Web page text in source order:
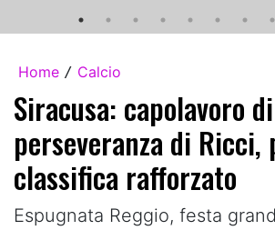
Home / Calcio
Siracusa: capolavoro
perseveranza di
classifica rafforzato
Espugnata Reggio, festa